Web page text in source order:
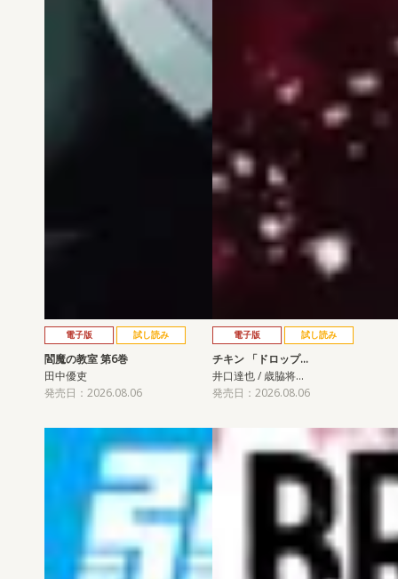
電子版 試し読み
閻魔の教室 第6巻
田中優吏
発売日：2026.08.06
電子版 試し読み
チキン 「ドロップ…
井口達也 / 歳脇将…
発売日：2026.08.06